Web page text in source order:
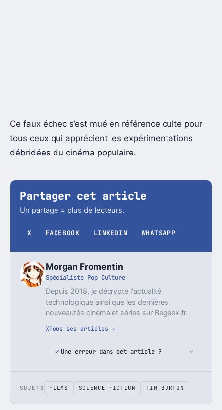
Ce faux échec s’est mué en référence culte pour
tous ceux qui apprécient les expérimentations
débridées du cinéma populaire.
Partager cet article
Un partage = plus de lecteurs.
X FACEBOOK LINKEDIN WHATSAPP
Morgan Fromentin
Spécialiste Pop Culture
Depuis 2018, je décrypte l'actualité
technologique ainsi que les dernières
nouveautés cinéma et séries sur Begeek.fr.
XTous ses articles →
Une erreur dans cet article ?
SUJETS FILMS SCIENCE-FICTION TIM BURTON